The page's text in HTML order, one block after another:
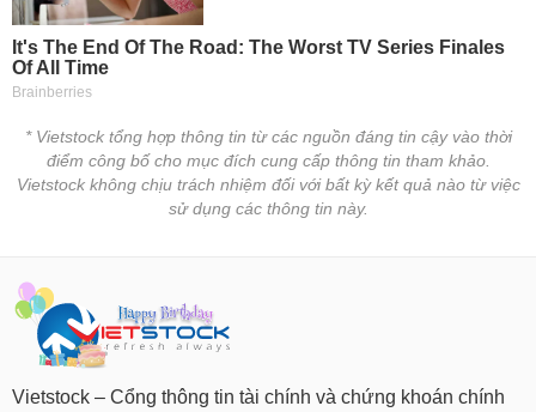
* Vietstock tổng hợp thông tin từ các nguồn đáng tin cậy vào thời
điểm công bố cho mục đích cung cấp thông tin tham khảo.
Vietstock không chịu trách nhiệm đối với bất kỳ kết quả nào từ việc
sử dụng các thông tin này.
Vietstock – Cổng thông tin tài chính và chứng khoán chính